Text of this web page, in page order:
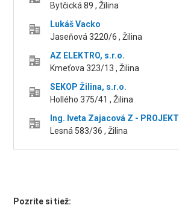
Bytčická 89 , Žilina
Lukáš Vacko
Jaseňová 3220/6 , Žilina
AZ ELEKTRO, s.r.o.
Kmeťova 323/13 , Žilina
SEKOP Žilina, s.r.o.
Hollého 375/41 , Žilina
Ing. Iveta Zajacová Z - PROJEKT
Lesná 583/36 , Žilina
Pozrite si tiež: